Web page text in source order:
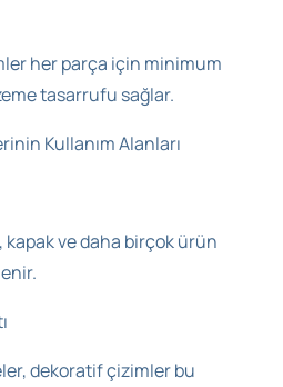
her parça için minimum
tasarrufu sağlar.
Kullanım Alanları
kapak ve daha birçok ürün
dekoratif çizimler bu